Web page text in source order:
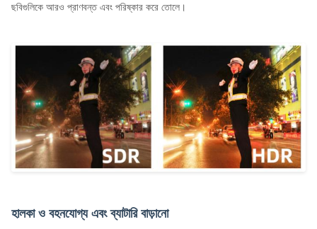
ছবিগুলিকে আরও প্রাণবন্ত এবং পরিষ্কার করে তোলে।
হালকা ও বহনযোগ্য এবং ব্যাটারি বাড়ানো